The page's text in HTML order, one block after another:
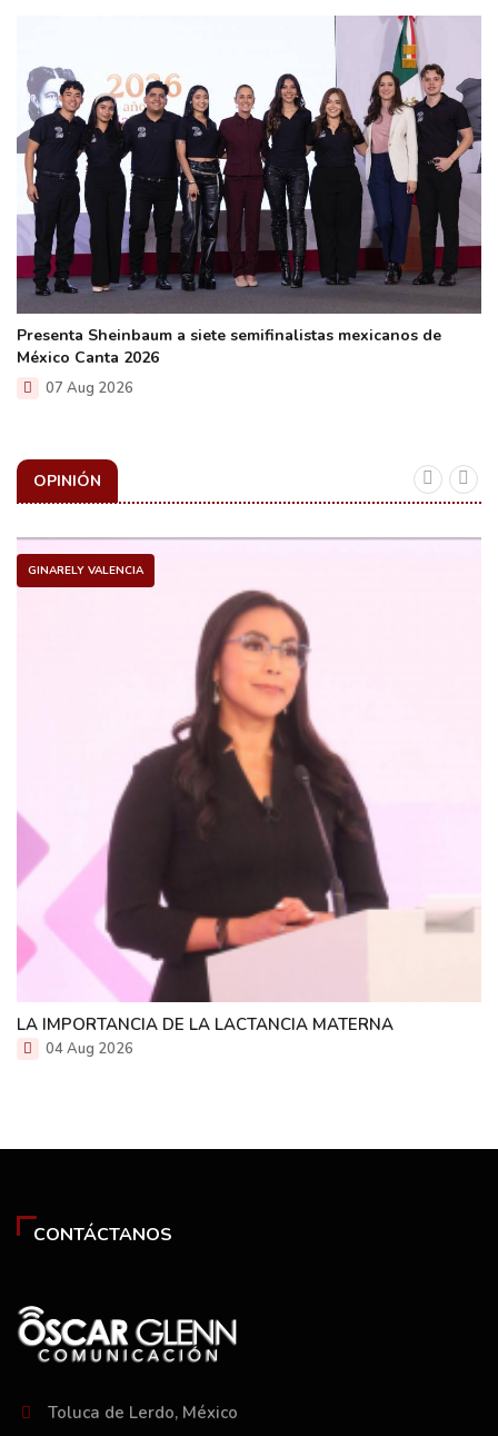
Presenta Sheinbaum a siete semifinalistas mexicanos de
México Canta 2026
07 Aug 2026
OPINIÓN
GINARELY VALENCIA
LA IMPORTANCIA DE LA LACTANCIA MATERNA
04 Aug 2026
CONTÁCTANOS
Toluca de Lerdo, México